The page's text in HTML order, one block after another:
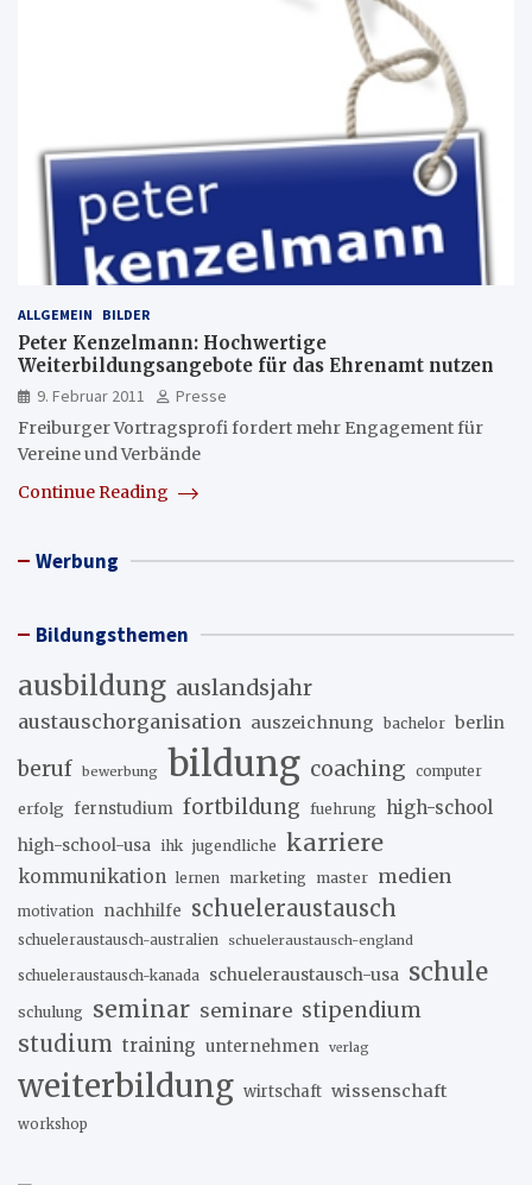
ALLGEMEIN BILDER
Peter Kenzelmann: Hochwertige
Weiterbildungsangebote für das Ehrenamt nutzen
9. Februar 2011
Presse
Freiburger Vortragsprofi fordert mehr Engagement für
Vereine und Verbände
Continue Reading
Werbung
Bildungsthemen
ausbildung auslandsjahr
austauschorganisation auszeichnung bachelor berlin
beruf bewerbung bildung coaching computer
erfolg fernstudium fortbildung fuehrung high-school
high-school-usa ihk jugendliche karriere
kommunikation lernen marketing master medien
motivation nachhilfe schueleraustausch
schueleraustausch-australien schueleraustausch-england
schueleraustausch-kanada schueleraustausch-usa schule
schulung seminar seminare stipendium
studium training unternehmen verlag
weiterbildung wirtschaft wissenschaft
workshop